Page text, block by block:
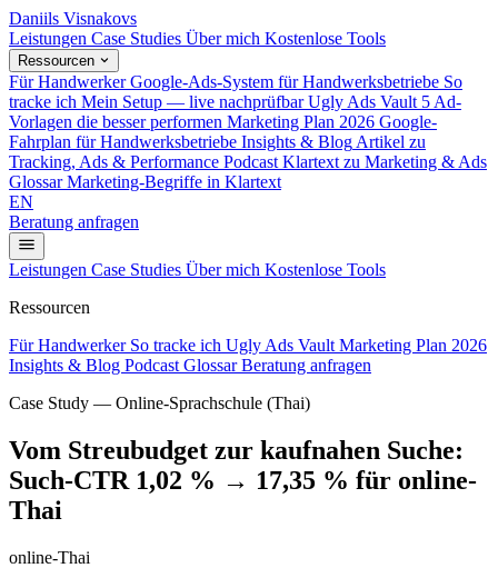
Daniils Visnakovs
Leistungen Case Studies Über mich Kostenlose Tools
Ressourcen
Für Handwerker Google-Ads-System für Handwerksbetriebe So
tracke ich Mein Setup — live nachprüfbar Ugly Ads Vault 5 Ad-
Vorlagen die besser performen Marketing Plan 2026 Google-
Fahrplan für Handwerksbetriebe Insights & Blog Artikel zu
Tracking, Ads & Performance Podcast Klartext zu Marketing & Ads
Glossar Marketing-Begriffe in Klartext
EN
Beratung anfragen
Leistungen Case Studies Über mich Kostenlose Tools
Ressourcen
Für Handwerker So tracke ich Ugly Ads Vault Marketing Plan 2026
Insights & Blog Podcast GlossarBeratung anfragen
Case Study — Online-Sprachschule (Thai)
Vom Streubudget zur kaufnahen Suche:
Such-CTR 1,02 % → 17,35 % für online-
Thai
online-Thai